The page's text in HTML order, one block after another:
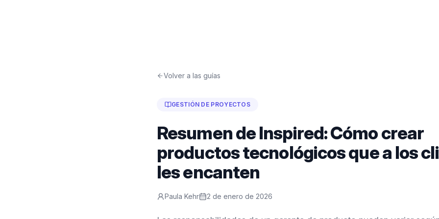
Volver a las guías
GESTIÓN DE PROYECTOS
Resumen de Inspired: Cómo crear
productos tecnológicos que a los
les encanten
Paula Kehr 2 de enero de 2026